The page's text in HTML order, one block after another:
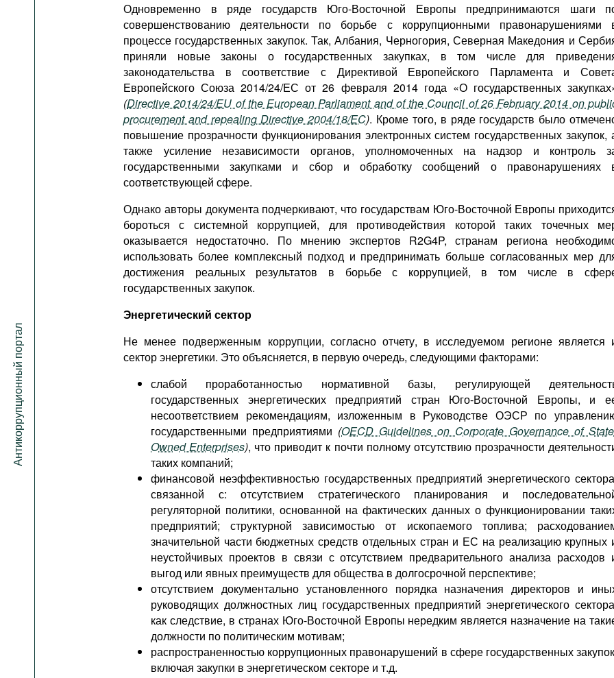
Антикоррупционный портал
Одновременно в ряде государств Юго-Восточной Европы предпринимаются шаги
совершенствованию деятельности по борьбе с коррупционными правонарушениями
процессе государственных закупок. Так, Албания, Черногория, Северная Македония и
приняли новые законы о государственных закупках, в том числе для
законодательства в соответствие с Директивой Европейского Парламента и
Европейского Союза 2014/24/ЕС от 26 февраля 2014 года «О государственных
(Directive 2014/24/EU of the European Parliament and of the Council of 26 February 2014 on
procurement and repealing Directive 2004/18/EC). Кроме того, в ряде государств было
повышение прозрачности функционирования электронных систем государственных закупок,
также усиление независимости органов, уполномоченных на надзор и контроль
государственными закупками и сбор и обработку сообщений о правонарушениях
соответствующей сфере.
Однако авторы документа подчеркивают, что государствам Юго-Восточной Европы
бороться с системной коррупцией, для противодействия которой таких точечных
оказывается недостаточно. По мнению экспертов R2G4P, странам региона
использовать более комплексный подход и предпринимать больше согласованных мер
достижения реальных результатов в борьбе с коррупцией, в том числе в
государственных закупок.
Энергетический сектор
Не менее подверженным коррупции, согласно отчету, в исследуемом регионе является
сектор энергетики. Это объясняется, в первую очередь, следующими факторами:
слабой проработанностью нормативной базы, регулирующей
государственных энергетических предприятий стран Юго-Восточной Европы, и
несоответствием рекомендациям, изложенным в Руководстве ОЭСР по
государственными предприятиями (OECD Guidelines on Corporate Governance of
Owned Enterprises), что приводит к почти полному отсутствию прозрачности
таких компаний;
финансовой неэффективностью государственных предприятий энергетического
связанной с: отсутствием стратегического планирования и
регуляторной политики, основанной на фактических данных о функционировании
предприятий; структурной зависимостью от ископаемого топлива;
значительной части бюджетных средств отдельных стран и ЕС на реализацию крупных
неустойчивых проектов в связи с отсутствием предварительного анализа расходов
выгод или явных преимуществ для общества в долгосрочной перспективе;
отсутствием документально установленного порядка назначения директоров и
руководящих должностных лиц государственных предприятий энергетического
как следствие, в странах Юго-Восточной Европы нередким является назначение на
должности по политическим мотивам;
распространенностью коррупционных правонарушений в сфере государственных
включая закупки в энергетическом секторе и т.д.